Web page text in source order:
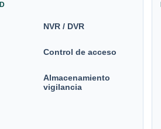
NVR / DVR
Control de acceso
Almacenamiento
vigilancia